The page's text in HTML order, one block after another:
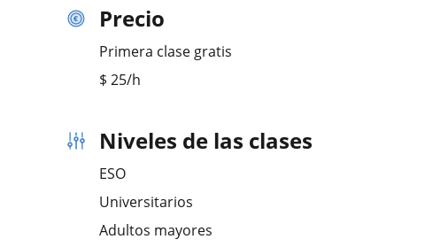
Precio
Primera clase gratis
$ 25/h
Niveles de las clases
ESO
Universitarios
Adultos mayores